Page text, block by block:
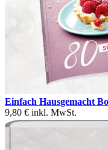
Einfach Hausgemacht
9,80 € inkl. MwSt.